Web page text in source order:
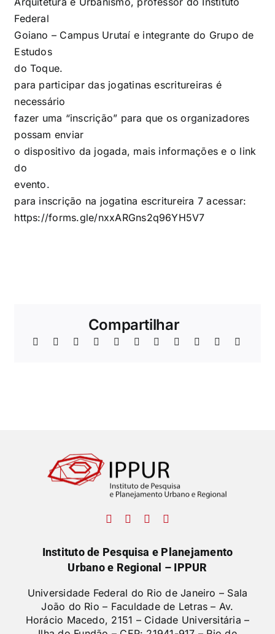
Federal
Goiano – Campus Urutaí e integrante do Grupo de
Estudos
do Toque.
para participar das jogatinas escritureiras é
necessário
fazer uma “inscrição” para que os organizadores
possam enviar
o dispositivo da jogada, mais informações e o link
do
evento.
para inscrição na jogatina escritureira 7 acessar:
https://forms.gle/nxxARGns2q96YH5V7
Compartilhar
Instituto de Pesquisa e Planejamento
Urbano e Regional – IPPUR
Universidade Federal do Rio de Janeiro – Sala
João do Rio – Faculdade de Letras – Av.
Horácio Macedo, 2151 – Cidade Universitária –